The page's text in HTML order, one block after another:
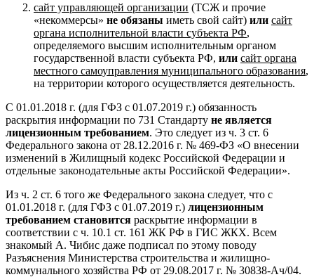
сайт управляющей организации (ТСЖ и прочие
«некоммерсы» не обязаны иметь свой сайт) или сайт
органа исполнительной власти субъекта РФ,
определяемого высшим исполнительным органом
государственной власти субъекта РФ, или сайт органа
местного самоуправления муниципального образования,
на территории которого осуществляется деятельность.
С 01.01.2018 г. (для ГФЗ с 01.07.2019 г.) обязанность
раскрытия информации по 731 Стандарту не является
лицензионным требованием. Это следует из ч. 3 ст. 6
Федерального закона от 28.12.2016 г. № 469-ФЗ «О внесении
изменений в Жилищный кодекс Российской Федерации и
отдельные законодательные акты Российской Федерации».
Из ч. 2 ст. 6 того же Федерального закона следует, что с
01.01.2018 г. (для ГФЗ с 01.07.2019 г.) лицензионным
требованием становится раскрытие информации в
соответствии с ч. 10.1 ст. 161 ЖК РФ в ГИС ЖКХ. Всем
знакомый А. Чибис даже подписал по этому поводу
Разъяснения Министерства строительства и жилищно-
коммунального хозяйства РФ от 29.08.2017 г. № 30838-Ач/04.